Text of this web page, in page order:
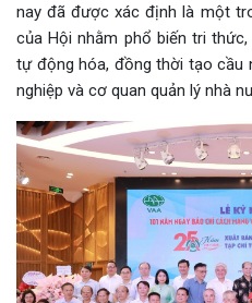
nay đã được xác định là một
của Hội nhằm phổ biến tri
tự động hóa, đồng thời tạo cầu
nghiệp và cơ quan quản lý nhà